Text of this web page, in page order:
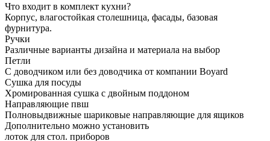
Что входит в комплект кухни?
Корпус, влагостойкая столешница, фасады, базовая
фурнитура.
Ручки
Различные варианты дизайна и материала на выбор
Петли
С доводчиком или без доводчика от компании Boyard
Сушка для посуды
Хромированная сушка с двойным поддоном
Направляющие пвш
Полновыдвижные шариковые направляющие для ящиков
Дополнительно можно установить
лоток для стол. приборов